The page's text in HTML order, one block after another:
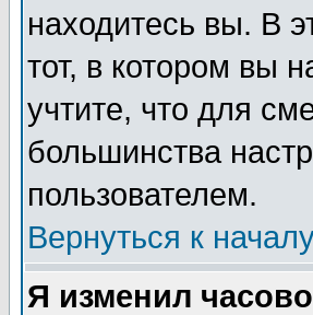
находитесь вы. В
тот, в котором вы
учтите, что для
большинства
пользователем.
Вернуться к
Я изменил